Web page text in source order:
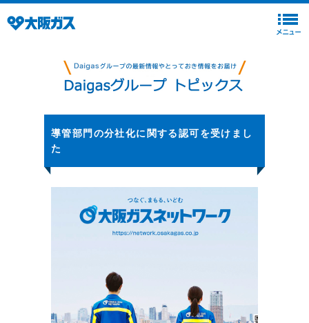
導管部門の分社化に関する認可を受けまし
た